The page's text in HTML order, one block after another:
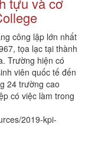
công lập lớn nhất
tọa lạc tại thành
Trường hiện có
viên quốc tế đến
24 trường cao
có việc làm trong
2019-kpi-